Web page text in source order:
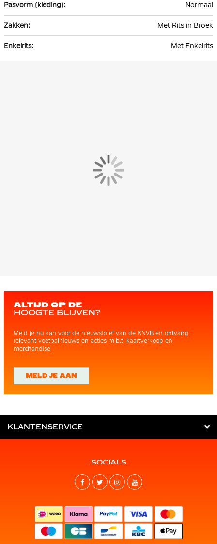
Normaal
Met Rits in Broek
Met Enkelrits
ALTIJD OP DE
HOOGTE BLIJVEN?
Meld je nu aan voor de nieuwsbrief van de KNVB en ontvang
relevant voetbalnieuws en acties m.b.t. kaartverkoop en
merchandise.
MELD JE AAN
KLANTENSERVICE
SOCIALS